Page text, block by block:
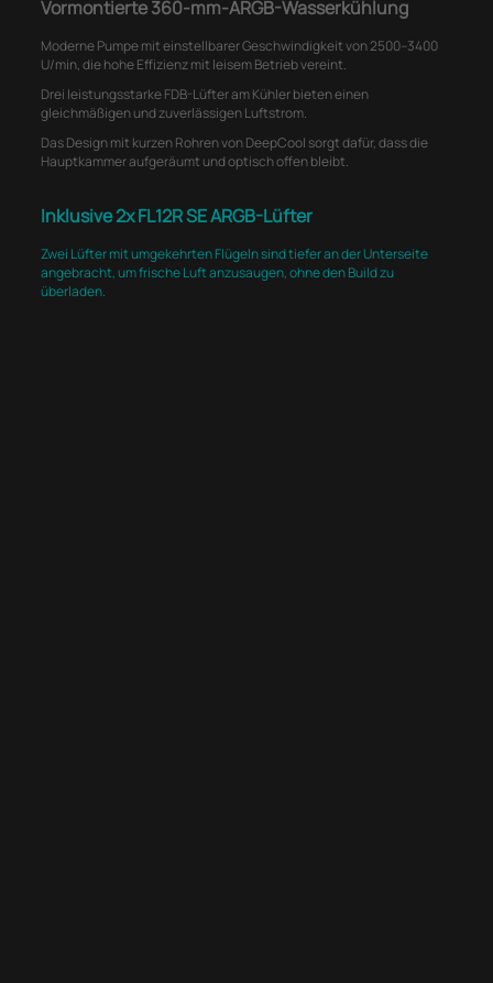
Vormontierte 360-mm-ARGB-Wasserkühlung
Moderne Pumpe mit einstellbarer Geschwindigkeit von 2500–3400
U/min, die hohe Effizienz mit leisem Betrieb vereint.
Drei leistungsstarke FDB-Lüfter am Kühler bieten einen
gleichmäßigen und zuverlässigen Luftstrom.
Das Design mit kurzen Rohren von DeepCool sorgt dafür, dass die
Hauptkammer aufgeräumt und optisch offen bleibt.
Inklusive 2x FL12R SE ARGB-Lüfter
Zwei Lüfter mit umgekehrten Flügeln sind tiefer an der Unterseite
angebracht, um frische Luft anzusaugen, ohne den Build zu
überladen.